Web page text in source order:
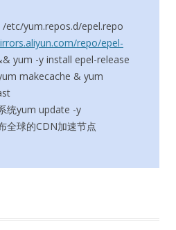
etc/yum.repos.d/epel.repo
repo/epel-
yum -y install epel-release
makecache & yum
统yum update -y
全球的CDN加速节点